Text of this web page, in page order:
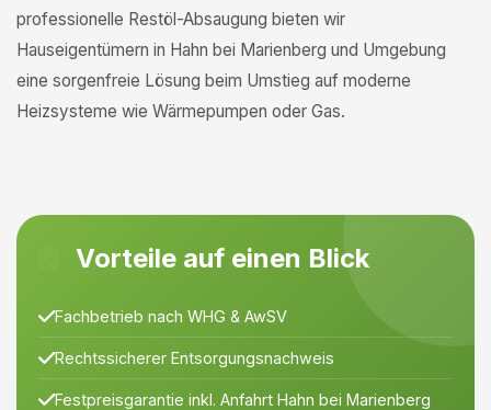
professionelle Restöl-Absaugung bieten wir
Hauseigentümern in Hahn bei Marienberg und Umgebung
eine sorgenfreie Lösung beim Umstieg auf moderne
Heizsysteme wie Wärmepumpen oder Gas.
Vorteile auf einen Blick
Fachbetrieb nach WHG & AwSV
Rechtssicherer Entsorgungsnachweis
Festpreisgarantie inkl. Anfahrt Hahn bei Marienberg